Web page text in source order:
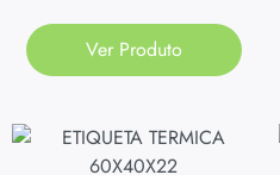
Ver Produto